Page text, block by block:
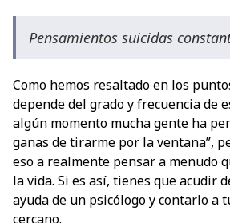
Pensamientos suicidas
Como hemos resaltado en los
depende del grado y frecuencia de
algún momento mucha gente ha
ganas de tirarme por la ventana”,
eso a realmente pensar a menudo
la vida. Si es así, tienes que acudir
ayuda de un psicólogo y contarlo a
cercano.